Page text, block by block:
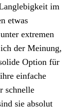
im
etwas
extremen
der Meinung,
Option für
einfache
schnelle
sie absolut